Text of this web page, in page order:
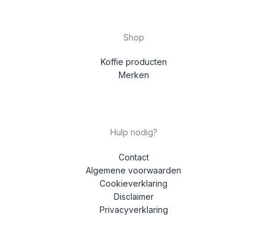
Shop
Koffie producten
Merken
Hulp nodig?
Contact
Algemene voorwaarden
Cookieverklaring
Disclaimer
Privacyverklaring